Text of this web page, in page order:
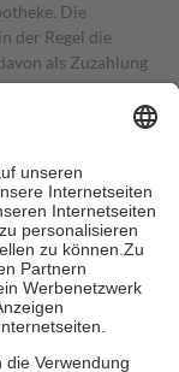
Die
der Regel die
als Zuzahlung
Höhe von zehn
die tatsächlichen
Apotheken.
die
Euro je
Gesundheit zu
zu unterstützen,